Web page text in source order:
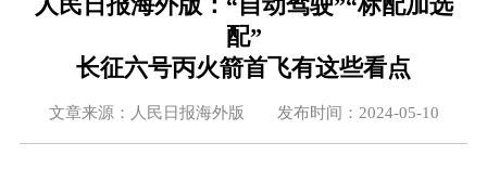
人民日报海外版：“自动驾驶”“标配加选
配”
长征六号丙火箭首飞有这些看点
文章来源：人民日报海外版 发布时间：2024-05-10